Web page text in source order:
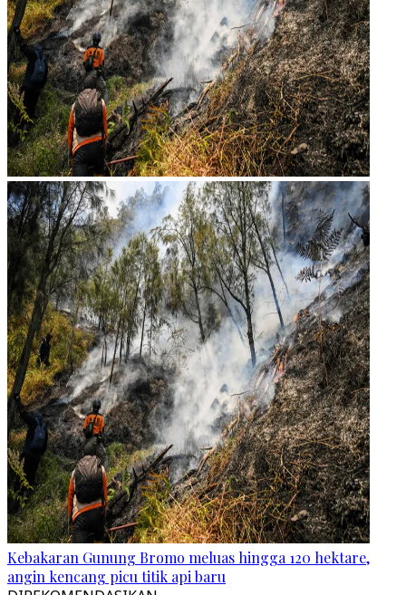
Kebakaran Gunung Bromo meluas hingga 120 hektare,
angin kencang picu titik api baru